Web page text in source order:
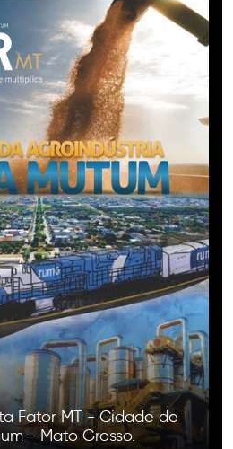
Fator MT - Cidade de
- Mato Grosso.